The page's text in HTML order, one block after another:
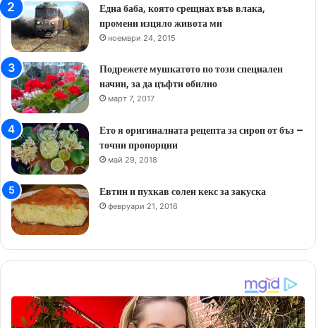
Една баба, която срещнах във влака,
промени изцяло живота ми
ноември 24, 2015
Подрежете мушкатото по този специален
начин, за да цъфти обилно
март 7, 2017
Ето я оригиналната рецепта за сироп от бъз –
точни пропорции
май 29, 2018
Евтин и пухкав солен кекс за закуска
февруари 21, 2016